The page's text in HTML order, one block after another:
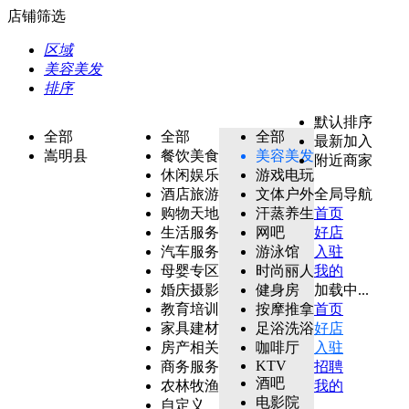
店铺筛选
区域
美容美发
排序
全部
嵩明县
全部
餐饮美食
休闲娱乐
酒店旅游
购物天地
生活服务
汽车服务
母婴专区
婚庆摄影
教育培训
家具建材
房产相关
商务服务
农林牧渔
自定义
全部
美容美发
游戏电玩
文体户外
汗蒸养生
网吧
游泳馆
时尚丽人
健身房
按摩推拿
足浴洗浴
咖啡厅
KTV
酒吧
电影院
默认排序
最新加入
附近商家
全局导航
首页
好店
入驻
我的
加载中...
首页
好店
入驻
招聘
我的